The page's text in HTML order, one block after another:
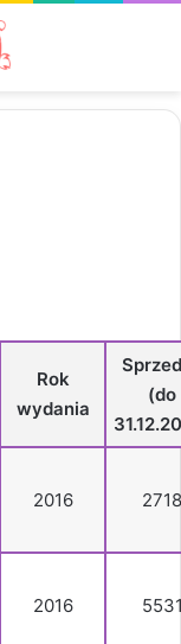
Rok
wydania
(do
2016 2718
2016